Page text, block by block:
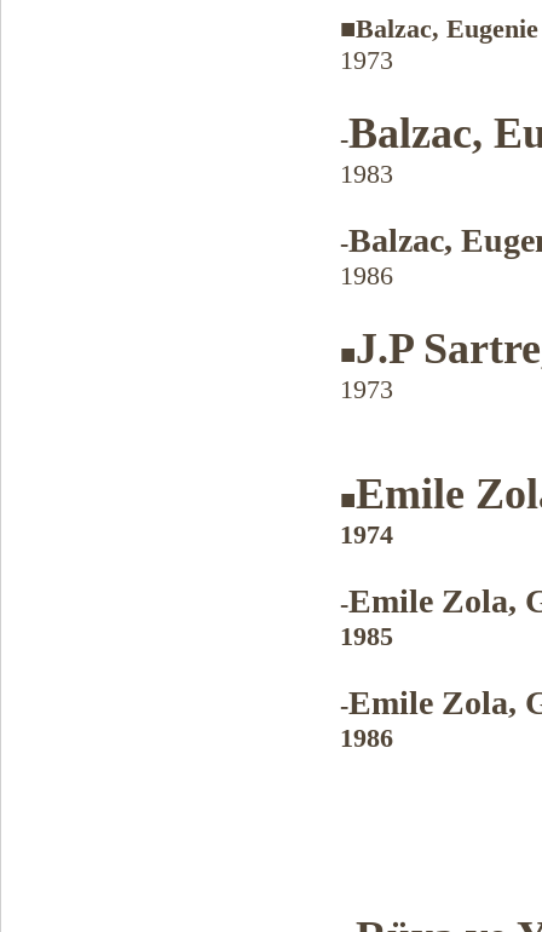
■Balzac,
1973
-Balzac,
1983
-Balzac,
1986
■J.P
1973
■Emile
1974
-Emile Zola,
1985
-Emile Zola,
1986